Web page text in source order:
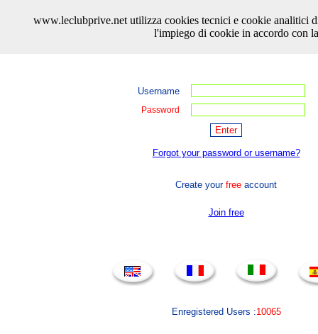
Username
Password
Forgot your password or username?
Create your free account
Join free
Enregistered Users :10065
www.leclubprive.net utilizza cookies tecnici e cookie analitici
l'impiego di cookie in accordo con